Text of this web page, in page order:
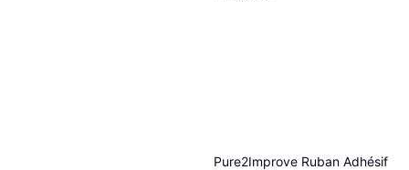
Pure2Improve Ruban Adhésif